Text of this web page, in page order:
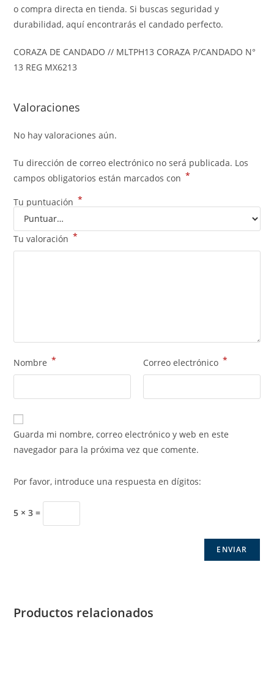
o compra directa en tienda. Si buscas seguridad y
durabilidad, aquí encontrarás el candado perfecto.
CORAZA DE CANDADO // MLTPH13 CORAZA P/CANDADO N°
13 REG MX6213
Valoraciones
No hay valoraciones aún.
Tu dirección de correo electrónico no será publicada. Los
campos obligatorios están marcados con *
Tu puntuación *
Tu valoración *
Nombre * Correo electrónico *
Guarda mi nombre, correo electrónico y web en este
navegador para la próxima vez que comente.
Por favor, introduce una respuesta en dígitos:
5 × 3 =
Productos relacionados